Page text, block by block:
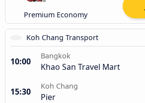
Premium Economy
Koh Chang Transport
10:00
Bangkok
Khao San Travel Mart
15:30
Koh Chang
Pier